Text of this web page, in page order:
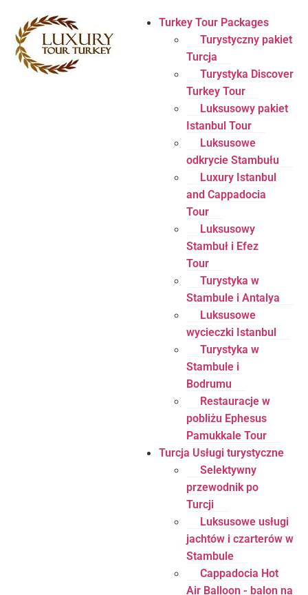
Turkey Tour Packages
Turystyczny pakiet
Turcja
Turystyka Discover
Turkey Tour
Luksusowy pakiet
Istanbul Tour
Luksusowe
odkrycie Stambułu
Luxury Istanbul
and Cappadocia
Tour
Luksusowy
Stambuł i Efez
Tour
Turystyka w
Stambule i Antalya
Luksusowe
wycieczki Istanbul
Turystyka w
Stambule i
Bodrumu
Restauracje w
pobliżu Ephesus
Pamukkale Tour
Turcja Usługi turystyczne
Selektywny
przewodnik po
Turcji
Luksusowe usługi
jachtów i czarterów w
Stambule
Cappadocia Hot
Air Balloon - balon na